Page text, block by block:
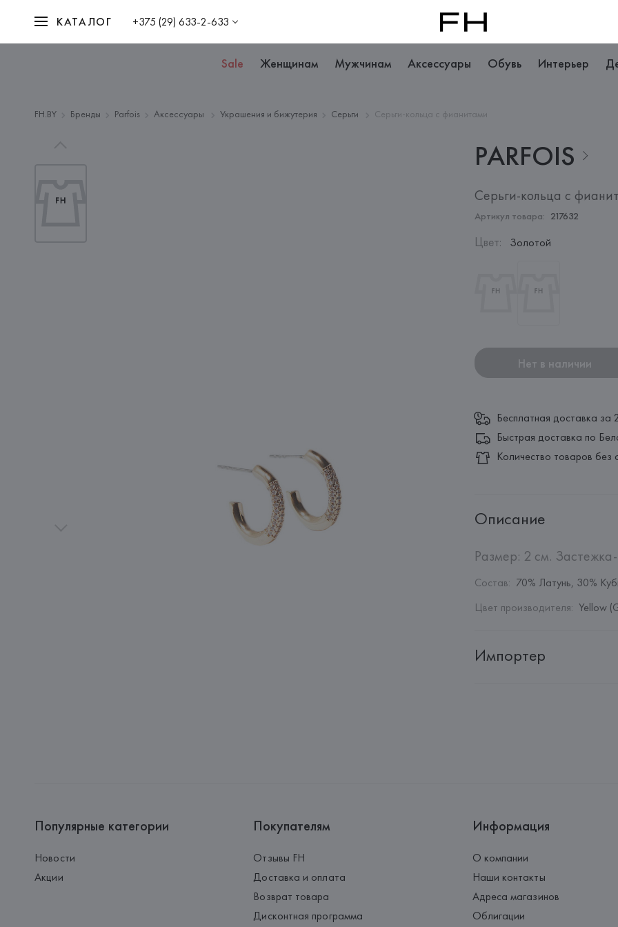
КАТАЛОГ +375 (29) 633-2-633
Sale Женщинам Мужчинам Аксессуары Обувь Интерьер
FH.BY Бренды Parfois Аксессуары Украшения и бижутерия Серьги Серьги-кольца с фианитами
PARFOIS
Серьги-кольца с
Артикул товара: 217632
Цвет: Золотой
Нет в наличии
Бесплатная доставка за
Быстрая доставка по
Количество товаров без
Описание
Размер: 2 см. Застежка-
Состав: 70% Латунь, 30%
Цвет производителя: Yellow
Импортер
Популярные категории
Новости
Акции
Покупателям
Отзывы FH
Доставка и оплата
Возврат товара
Дисконтная программа
Информация
О компании
Наши контакты
Адреса магазинов
Облигации